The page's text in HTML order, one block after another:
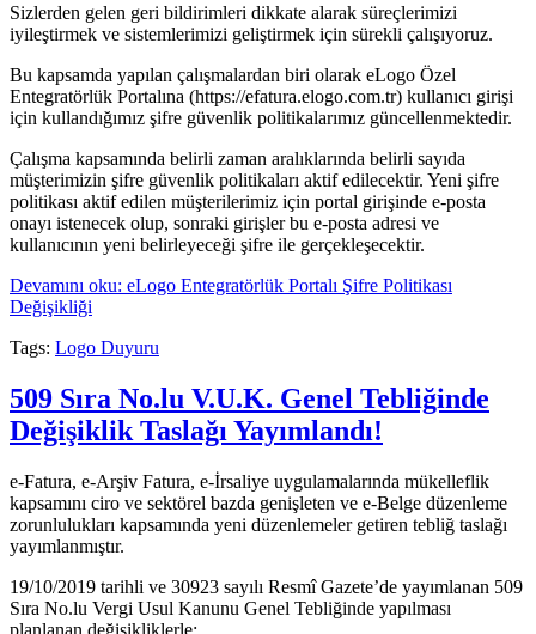
Sizlerden gelen geri bildirimleri dikkate alarak süreçlerimizi
iyileştirmek ve sistemlerimizi geliştirmek için sürekli çalışıyoruz.
Bu kapsamda yapılan çalışmalardan biri olarak eLogo Özel
Entegratörlük Portalına (https://efatura.elogo.com.tr) kullanıcı girişi
için kullandığımız şifre güvenlik politikalarımız güncellenmektedir.
Çalışma kapsamında belirli zaman aralıklarında belirli sayıda
müşterimizin şifre güvenlik politikaları aktif edilecektir. Yeni şifre
politikası aktif edilen müşterilerimiz için portal girişinde e-posta
onayı istenecek olup, sonraki girişler bu e-posta adresi ve
kullanıcının yeni belirleyeceği şifre ile gerçekleşecektir.
Devamını oku: eLogo Entegratörlük Portalı Şifre Politikası
Değişikliği
Tags: Logo Duyuru
509 Sıra No.lu V.U.K. Genel Tebliğinde
Değişiklik Taslağı Yayımlandı!
e-Fatura, e-Arşiv Fatura, e-İrsaliye uygulamalarında mükelleflik
kapsamını ciro ve sektörel bazda genişleten ve e-Belge düzenleme
zorunlulukları kapsamında yeni düzenlemeler getiren tebliğ taslağı
yayımlanmıştır.
19/10/2019 tarihli ve 30923 sayılı Resmî Gazete’de yayımlanan 509
Sıra No.lu Vergi Usul Kanunu Genel Tebliğinde yapılması
planlanan değişikliklerle;